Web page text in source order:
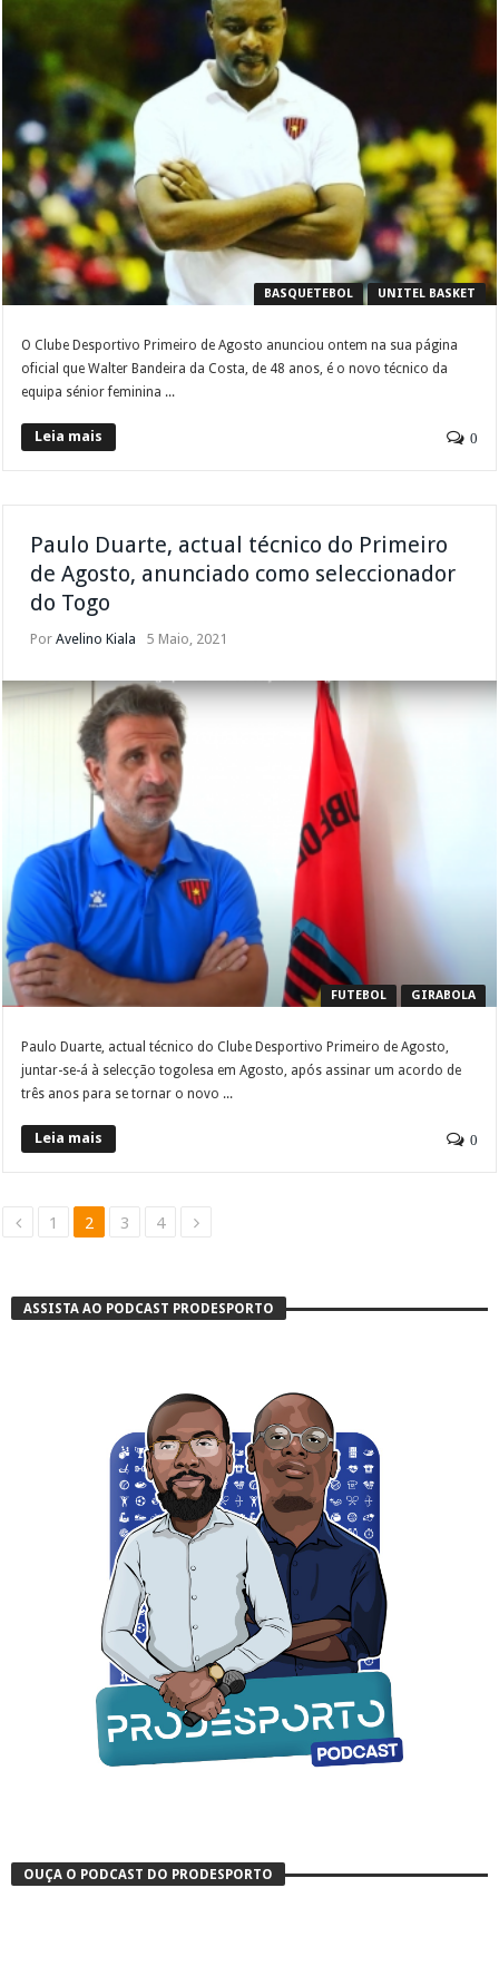
BASQUETEBOL UNITEL BASKET
O Clube Desportivo Primeiro de Agosto anunciou ontem na sua página
oficial que Walter Bandeira da Costa, de 48 anos, é o novo técnico da
equipa sénior feminina ...
Leia mais 0
Paulo Duarte, actual técnico do Primeiro
de Agosto, anunciado como seleccionador
do Togo
PorAvelino Kiala 5 Maio, 2021
FUTEBOL GIRABOLA
Paulo Duarte, actual técnico do Clube Desportivo Primeiro de Agosto,
juntar-se-á à selecção togolesa em Agosto, após assinar um acordo de
três anos para se tornar o novo ...
Leia mais 0
1 2 3 4
ASSISTA AO PODCAST PRODESPORTO
OUÇA O PODCAST DO PRODESPORTO